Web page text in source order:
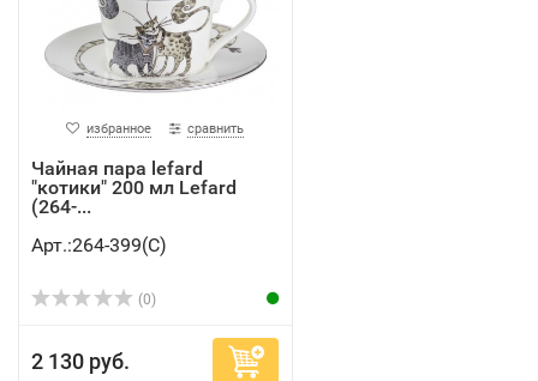
избранное сравнить
Чайная пара lefard
"котики" 200 мл Lefard
(264-...
Арт.:264-399(C)
(0)
2 130 руб.